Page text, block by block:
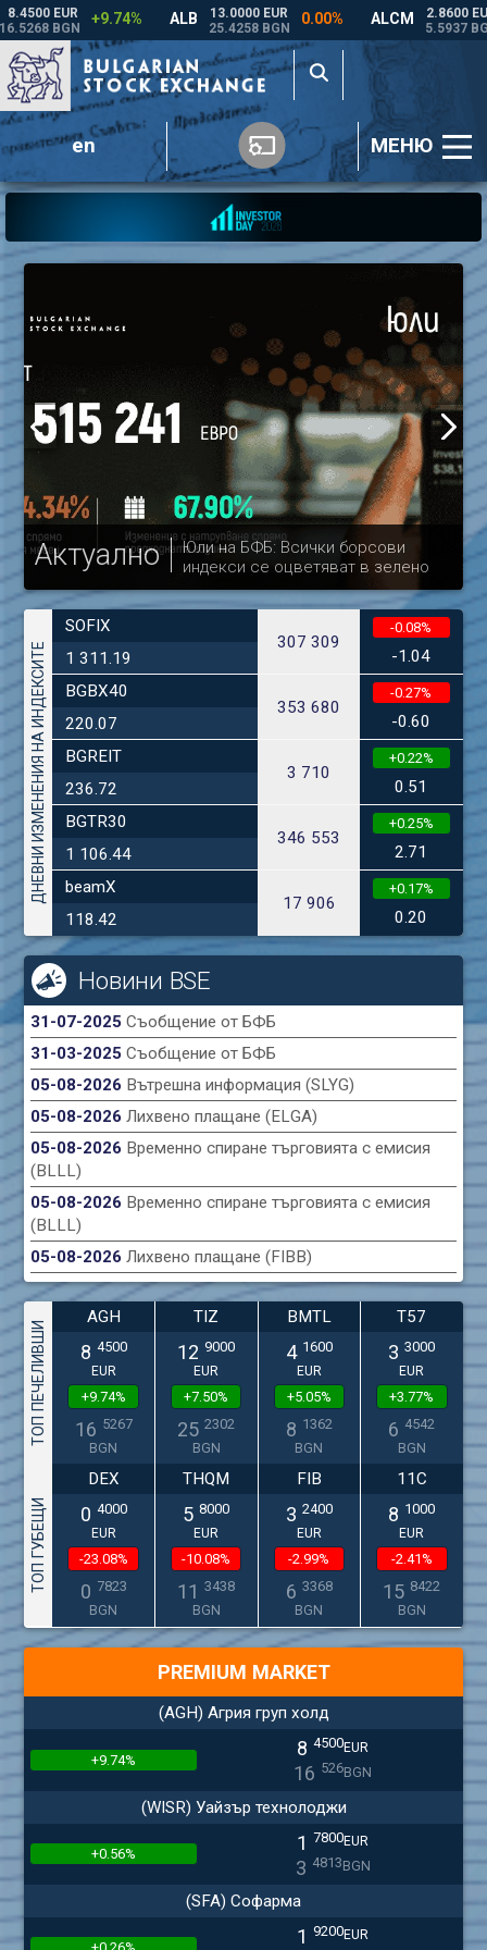
en МЕНЮ
Актуално
Юли на БФБ: Всички борсови
индекси се оцветяват в зелено
ДНЕВНИ ИЗМЕНЕНИЯ НА ИНДЕКСИТЕ
SOFIX
1 311.19
307 309
-0.08%
-1.04
BGBX40
220.07
353 680
-0.27%
-0.60
BGREIT
236.72
3 710
+0.22%
0.51
BGTR30
1 106.44
346 553
+0.25%
2.71
beamX
118.42
17 906
+0.17%
0.20
Новини BSE
31-07-2025Съобщение от БФБ
31-03-2025Съобщение от БФБ
05-08-2026 Вътрешна информация (SLYG)
05-08-2026Лихвено плащане (ELGA)
05-08-2026 Временно спиране търговията с емисия
(BLLL)
05-08-2026 Временно спиране търговията с емисия
(BLLL)
05-08-2026Лихвено плащане (FIBB)
ТОП ПЕЧЕЛИВШИ
AGH
8 4500
EUR
+9.74%
16 5267
BGN
TIZ
12 9000
EUR
+7.50%
25 2302
BGN
BMTL
4 1600
EUR
+5.05%
8 1362
BGN
T57
3 3000
EUR
+3.77%
6 4542
BGN
ТОП ГУБЕЩИ
DEX
0 4000
EUR
-23.08%
0 7823
BGN
THQM
5 8000
EUR
-10.08%
11 3438
BGN
FIB
3 2400
EUR
-2.99%
6 3368
BGN
11C
8 1000
EUR
-2.41%
15 8422
BGN
PREMIUM MARKET
(AGH) Агрия груп холд
+9.74% 8 4500EUR
16 526BGN
(WISR) Уайзър технолоджи
+0.56% 1 7800EUR
3 4813 BGN
(SFA) Софарма
1 9200EUR